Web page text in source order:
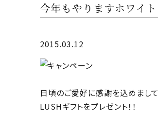
今年もやりますホワイ
2015.03.12
日頃のご愛好に感謝を込めまし
LUSHギフトをプレゼント！！